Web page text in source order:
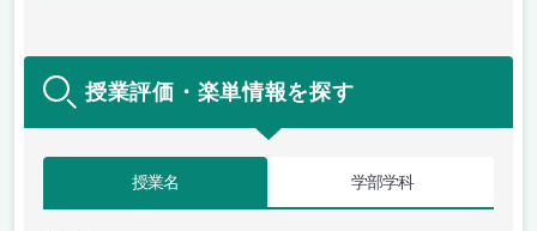
授業評価・楽単情報を探す
授業名 学部学科